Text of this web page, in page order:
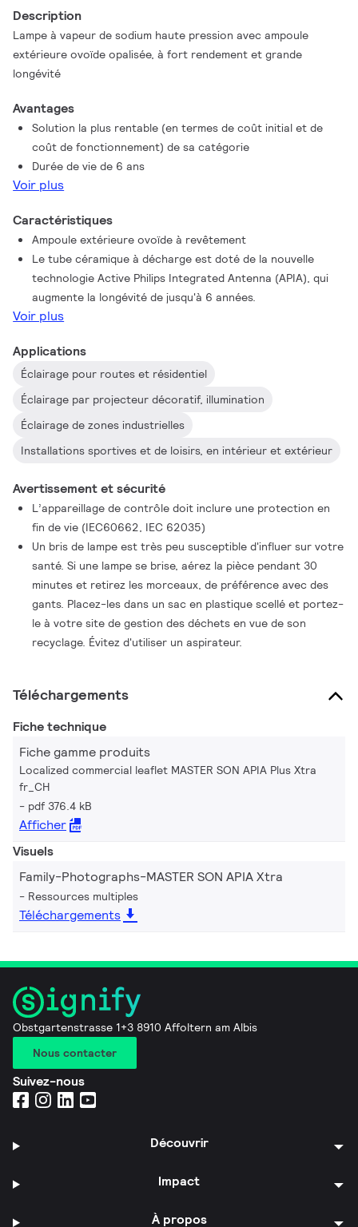
Description
Lampe à vapeur de sodium haute pression avec ampoule
extérieure ovoïde opalisée, à fort rendement et grande
longévité
Avantages
Solution la plus rentable (en termes de coût initial et de
coût de fonctionnement) de sa catégorie
Durée de vie de 6 ans
Voir plus
Caractéristiques
Ampoule extérieure ovoïde à revêtement
Le tube céramique à décharge est doté de la nouvelle
technologie Active Philips Integrated Antenna (APIA), qui
augmente la longévité de jusqu'à 6 années.
Voir plus
Applications
Éclairage pour routes et résidentiel
Éclairage par projecteur décoratif, illumination
Éclairage de zones industrielles
Installations sportives et de loisirs, en intérieur et extérieur
Avertissement et sécurité
L’appareillage de contrôle doit inclure une protection en
fin de vie (IEC60662, IEC 62035)
Un bris de lampe est très peu susceptible d'influer sur votre
santé. Si une lampe se brise, aérez la pièce pendant 30
minutes et retirez les morceaux, de préférence avec des
gants. Placez-les dans un sac en plastique scellé et portez-
le à votre site de gestion des déchets en vue de son
recyclage. Évitez d'utiliser un aspirateur.
Téléchargements
Fiche technique
Fiche gamme produits
Localized commercial leaflet MASTER SON APIA Plus Xtra
fr_CH
pdf 376.4 kB
Afficher
Visuels
Family-Photographs-MASTER SON APIA Xtra
Ressources multiples
Téléchargements
Obstgartenstrasse 1+3 8910 Affoltern am Albis
Nous contacter
Suivez-nous
Découvrir
Impact
À propos